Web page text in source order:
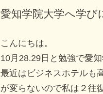
愛知学院大学へ学び
こんにちは。
10月28.29日と勉強で愛
最近はビジネスホテルも
が変らないので私は２往